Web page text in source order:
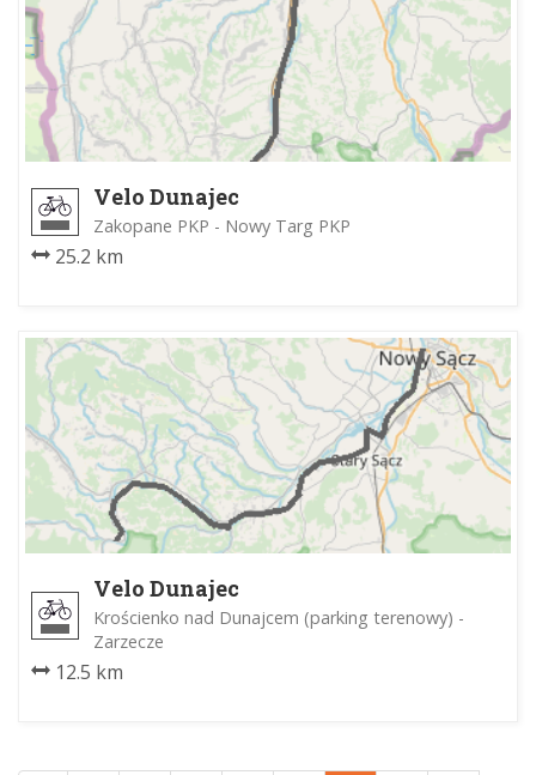
Velo Dunajec
Zakopane PKP - Nowy Targ PKP
25.2 km
Velo Dunajec
Krościenko nad Dunajcem (parking terenowy) -
Zarzecze
12.5 km